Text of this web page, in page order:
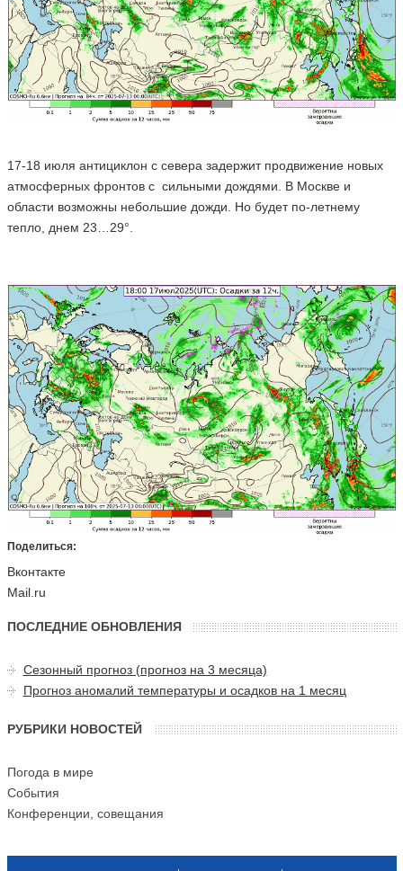
17-18 июля антициклон с севера задержит продвижение новых
атмосферных фронтов с сильными дождями. В Москве и
области возможны небольшие дожди. Но будет по-летнему
тепло, днем 23…29°.
Поделиться:
Вконтакте
Mail.ru
ПОСЛЕДНИЕ ОБНОВЛЕНИЯ
Сезонный прогноз (прогноз на 3 месяца)
Прогноз аномалий температуры и осадков на 1 месяц
РУБРИКИ НОВОСТЕЙ
Погода в мире
События
Конференции, совещания